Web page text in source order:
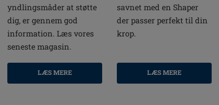
yndlingsmåder at støtte
dig, er gennem god
information. Læs vores
seneste magasin.
LÆS MERE
savnet med en Shaper
der passer perfekt til din
krop.
LÆS MERE